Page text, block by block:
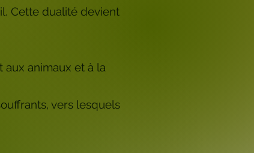
Cette dualité devient
animaux et à la
vers lesquels